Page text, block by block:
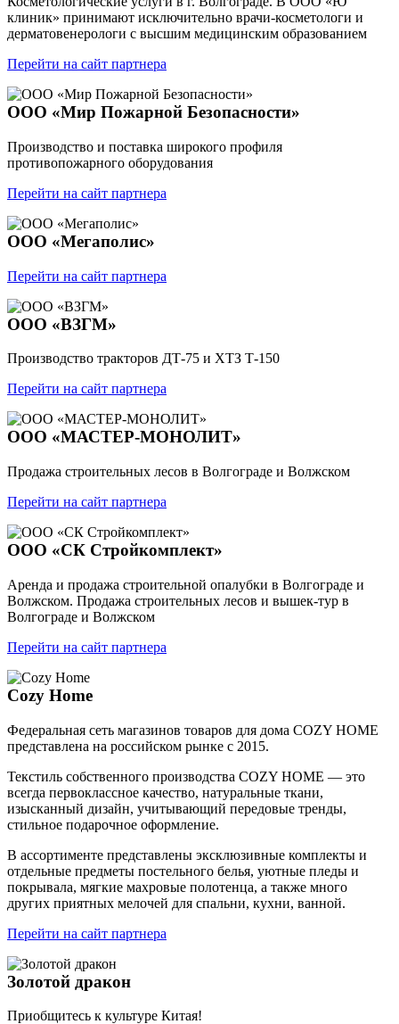
клиник» принимают исключительно врачи-косметологи и
дерматовенерологи с высшим медицинским образованием
Перейти на сайт партнера
OOO «Мир Пожарной Безопасности»
Производство и поставка широкого профиля
противопожарного оборудования
Перейти на сайт партнера
ООО «Мегаполис»
Перейти на сайт партнера
ООО «ВЗГМ»
Производство тракторов ДТ-75 и ХТЗ Т-150
Перейти на сайт партнера
ООО «МАСТЕР-МОНОЛИТ»
Продажа строительных лесов в Волгограде и Волжском
Перейти на сайт партнера
ООО «СК Стройкомплект»
Аренда и продажа строительной опалубки в Волгограде и
Волжском. Продажа строительных лесов и вышек-тур в
Волгограде и Волжском
Перейти на сайт партнера
Cozy Home
Федеральная сеть магазинов товаров для дома СOZY HOME
представлена на российском рынке с 2015.
Текстиль собственного производства COZY HOME — это
всегда первоклассное качество, натуральные ткани,
изысканный дизайн, учитывающий передовые тренды,
стильное подарочное оформление.
В ассортименте представлены эксклюзивные комплекты и
отдельные предметы постельного белья, уютные пледы и
покрывала, мягкие махровые полотенца, а также много
других приятных мелочей для спальни, кухни, ванной.
Перейти на сайт партнера
Золотой дракон
Приобщитесь к культуре Китая!